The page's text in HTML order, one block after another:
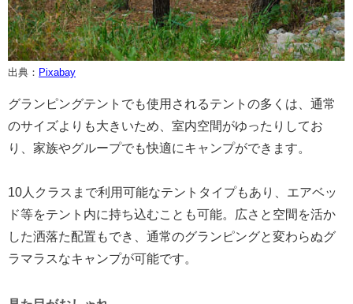
出典： Pixabay
グランピングテントでも使用されるテントの多くは、通常
のサイズよりも大きいため、室内空間がゆったりしてお
り、家族やグループでも快適にキャンプができます。
10人クラスまで利用可能なテントタイプもあり、エアベッ
ド等をテント内に持ち込むことも可能。広さと空間を活か
した洒落た配置もでき、通常のグランピングと変わらぬグ
ラマラスなキャンプが可能です。